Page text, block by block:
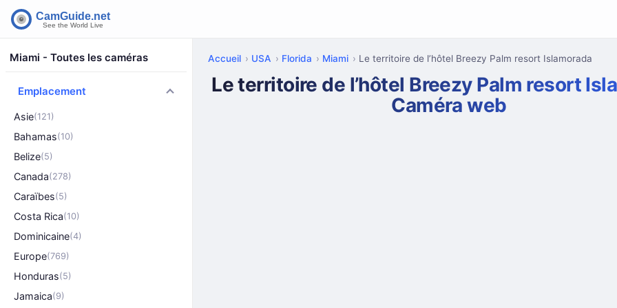
Miami - Toutes les caméras
Emplacement
Asie(121)
Bahamas(10)
Belize(5)
Canada(278)
Caraïbes(5)
Costa Rica(10)
Dominicaine(4)
Europe(769)
Honduras(5)
Jamaica(9)
Accueil USA Florida Miami Le territoire de l’hôtel Breezy Palm resort Islamorada
Le territoire de l’hôtel Breezy Palm resort
Caméra web